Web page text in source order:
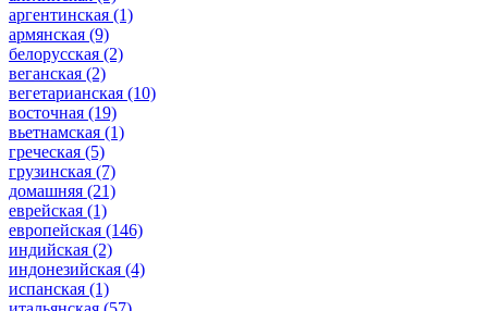
аргентинская (1)
армянская (9)
белорусская (2)
веганская (2)
вегетарианская (10)
восточная (19)
вьетнамская (1)
греческая (5)
грузинская (7)
домашняя (21)
еврейская (1)
европейская (146)
индийская (2)
индонезийская (4)
испанская (1)